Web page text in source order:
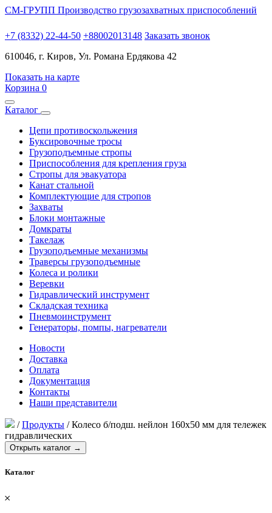
СМ-ГРУПП Производство грузозахватных приспособлений
+7 (8332) 22-44-50 +88002013148 Заказать звонок
610046, г. Киров, Ул. Романа Ердякова 42
Показать на карте
Корзина 0
Каталог
Цепи противоскольжения
Буксировочные тросы
Грузоподъемные стропы
Приспособления для крепления груза
Стропы для эвакуатора
Канат стальной
Комплектующие для стропов
Захваты
Блоки монтажные
Домкраты
Такелаж
Грузоподъемные механизмы
Траверсы грузоподъемные
Колеса и ролики
Веревки
Гидравлический инструмент
Складская техника
Пневмоинструмент
Генераторы, помпы, нагреватели
Новости
Доставка
Оплата
Документация
Контакты
Наши представители
/Продукты /Колесо б/подш. нейлон 160х50 мм для тележек
гидравлических
Открыть каталог →
Каталог
𐄂